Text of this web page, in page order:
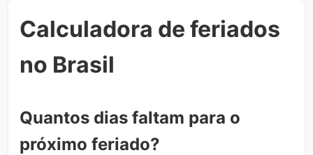
Calculadora de feriados
no Brasil
Quantos dias faltam para o
próximo feriado?